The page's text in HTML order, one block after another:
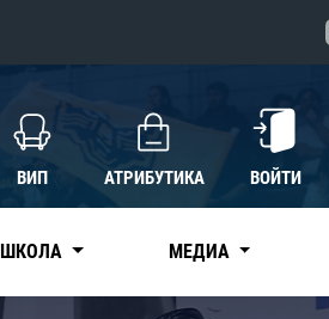
ВИП АТРИБУТИКА ВОЙТИ
ШКОЛА МЕДИА